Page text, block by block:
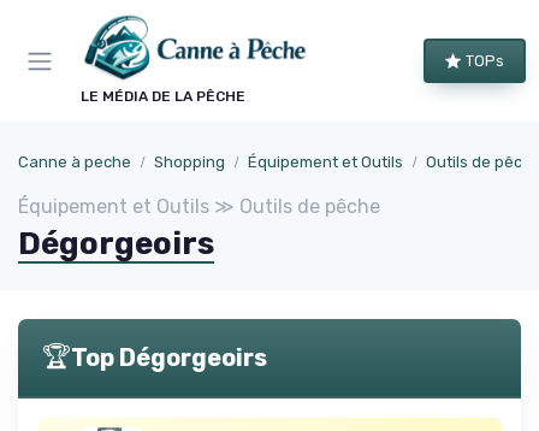
LE MÉDIA DE LA PÊCHE
TOPs
Canne à peche Shopping Équipement et Outils Outils de
Équipement et Outils ≫ Outils de pêche
Dégorgeoirs
🏆Top Dégorgeoirs
Panneau de gestion des cookies